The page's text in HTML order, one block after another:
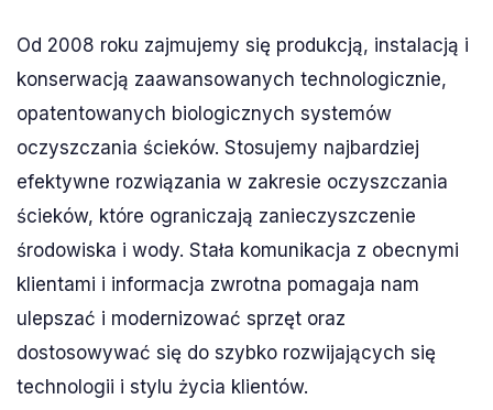
Od 2008 roku zajmujemy się produkcją, instalacją i
konserwacją zaawansowanych technologicznie,
opatentowanych biologicznych systemów
oczyszczania ścieków. Stosujemy najbardziej
efektywne rozwiązania w zakresie oczyszczania
ścieków, które ograniczają zanieczyszczenie
środowiska i wody. Stała komunikacja z obecnymi
klientami i informacja zwrotna pomagaja nam
ulepszać i modernizować sprzęt oraz
dostosowywać się do szybko rozwijających się
technologii i stylu życia klientów.